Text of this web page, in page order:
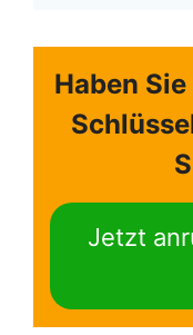
Haben
Jetzt